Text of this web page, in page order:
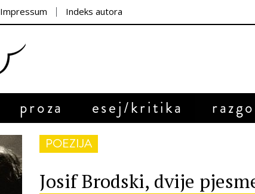
Impressum Indeks autora
proza esej/kritika
POEZIJA
Josif Brodski, dvije